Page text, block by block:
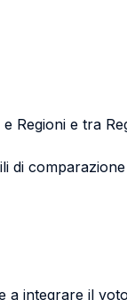
Regioni e tra
di
a integrare il